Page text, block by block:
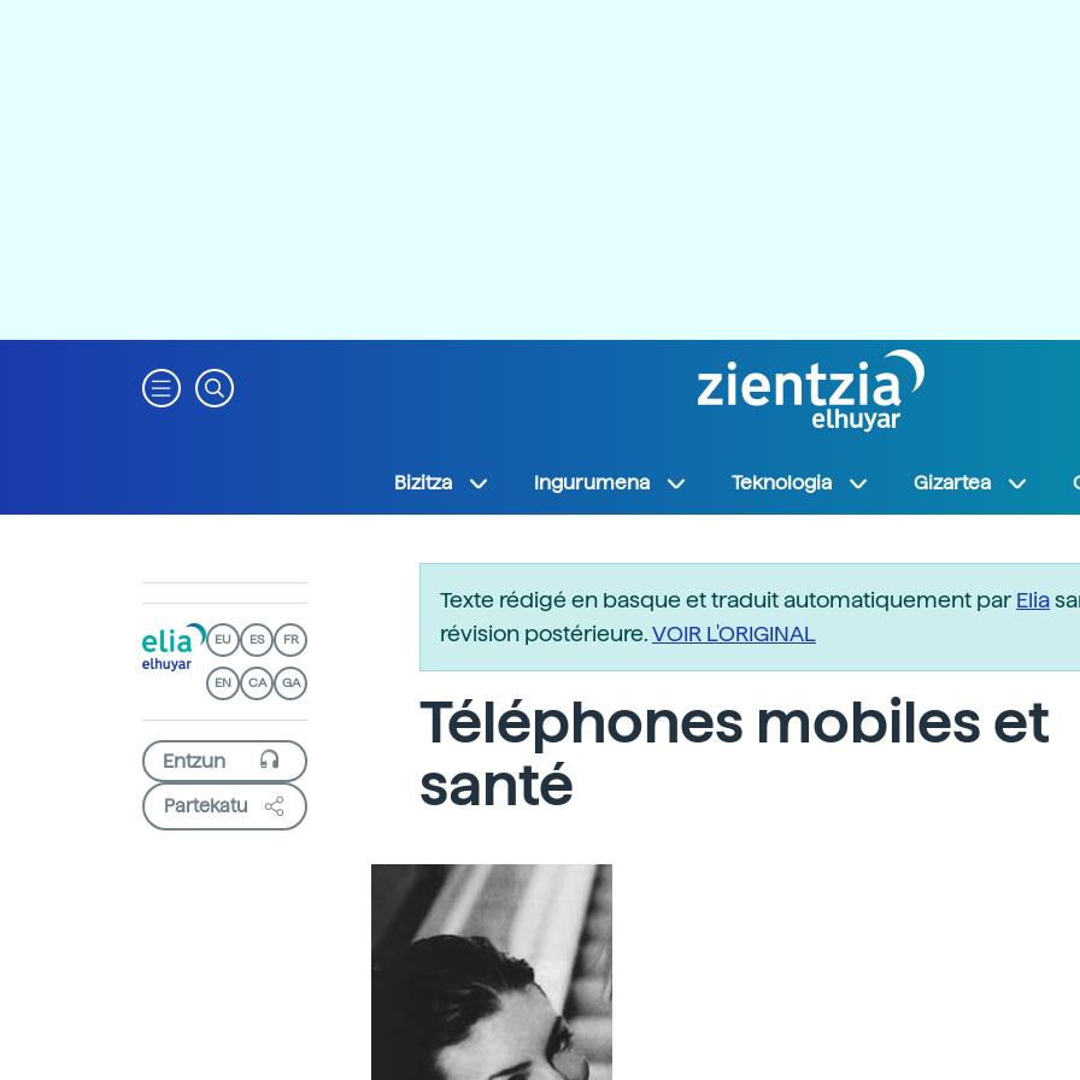
Bizitza Ingurumena Teknologia Gizartea
EU ES FR
EN CA GA
Partekatu
Texte rédigé en basque et traduit automatiquement parElia
révision postérieure.VOIR L'ORIGINAL
Téléphones mobiles et
santé